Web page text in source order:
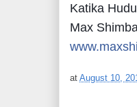
Katika
Max
at August 10,